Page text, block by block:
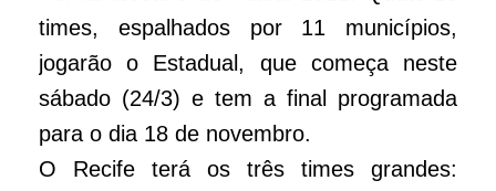
times, espalhados por 11 municípios,
jogarão o Estadual, que começa neste
sábado (24/3) e tem a final programada
para o dia 18 de novembro.
O Recife terá os três times grandes: